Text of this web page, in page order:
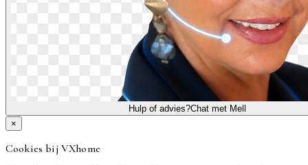
Hulp of advies?Chat met Mell
×
Cookies bij VXhome